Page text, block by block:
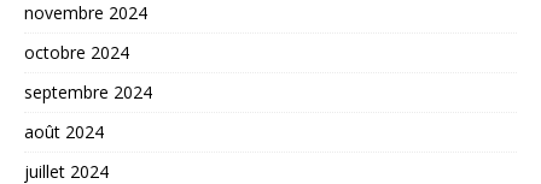
novembre 2024
octobre 2024
septembre 2024
août 2024
juillet 2024